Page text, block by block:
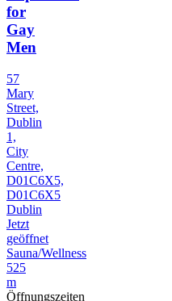
for
Gay
Men
57
Mary
Street,
Dublin
1,
City
Centre,
D01C6X5,
D01C6X5
Dublin
Jetzt
geöffnet
Sauna/Wellness
525
m
Öffnungszeiten